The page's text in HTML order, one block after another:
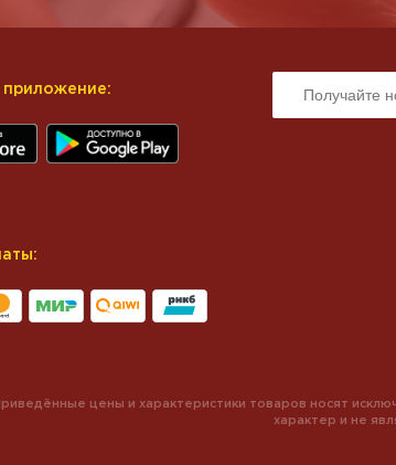
цены и характеристики товаров носят
характер и не